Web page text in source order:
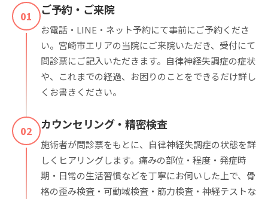
01 ご予約・ご来院
お電話・LINE・ネット予約にて事前にご予約くださ
い。宮崎市エリアの当院にご来院いただき、受付にて
問診票にご記入いただきます。自律神経失調症の症状
や、これまでの経過、お困りのことをできるだけ詳し
くお書きください。
02 カウンセリング・精密検査
施術者が問診票をもとに、自律神経失調症の状態を詳
しくヒアリングします。痛みの部位・程度・発症時
期・日常の生活習慣などを丁寧にお伺いした上で、骨
格の歪み検査・可動域検査・筋力検査・神経テストな